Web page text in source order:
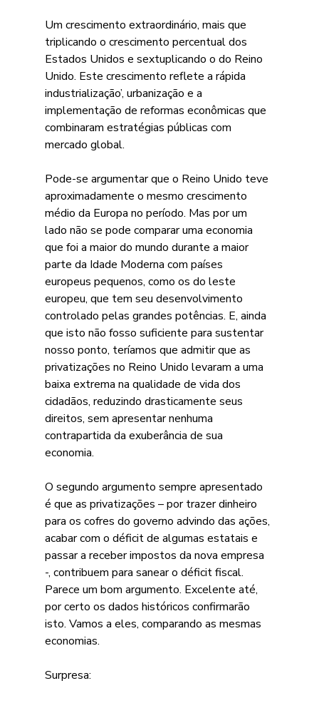
Um crescimento extraordinário, mais que
triplicando o crescimento percentual dos
Estados Unidos e sextuplicando o do Reino
Unido. Este crescimento reflete a rápida
industrialização’, urbanização e a
implementação de reformas econômicas que
combinaram estratégias públicas com
mercado global.
Pode-se argumentar que o Reino Unido teve
aproximadamente o mesmo crescimento
médio da Europa no período. Mas por um
lado não se pode comparar uma economia
que foi a maior do mundo durante a maior
parte da Idade Moderna com países
europeus pequenos, como os do leste
europeu, que tem seu desenvolvimento
controlado pelas grandes potências. E, ainda
que isto não fosso suficiente para sustentar
nosso ponto, teríamos que admitir que as
privatizações no Reino Unido levaram a uma
baixa extrema na qualidade de vida dos
cidadãos, reduzindo drasticamente seus
direitos, sem apresentar nenhuma
contrapartida da exuberância de sua
economia.
O segundo argumento sempre apresentado
é que as privatizações – por trazer dinheiro
para os cofres do governo advindo das ações,
acabar com o déficit de algumas estatais e
passar a receber impostos da nova empresa
-, contribuem para sanear o déficit fiscal.
Parece um bom argumento. Excelente até,
por certo os dados históricos confirmarão
isto. Vamos a eles, comparando as mesmas
economias.
Surpresa: